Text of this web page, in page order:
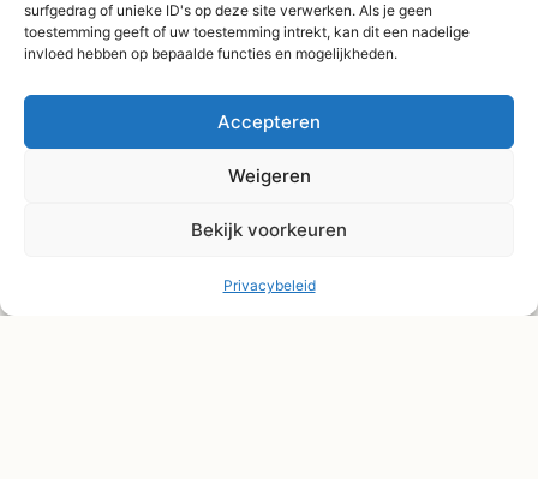
surfgedrag of unieke ID's op deze site verwerken. Als je geen
toestemming geeft of uw toestemming intrekt, kan dit een nadelige
invloed hebben op bepaalde functies en mogelijkheden.
Accepteren
Weigeren
Bekijk voorkeuren
Privacybeleid
4 werkdagen
Afhaal Kloosterdijk